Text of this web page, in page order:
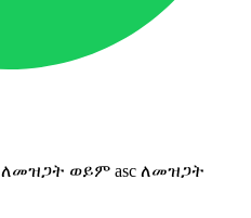
ለመዝጋት ወይም asc ለመዝጋት